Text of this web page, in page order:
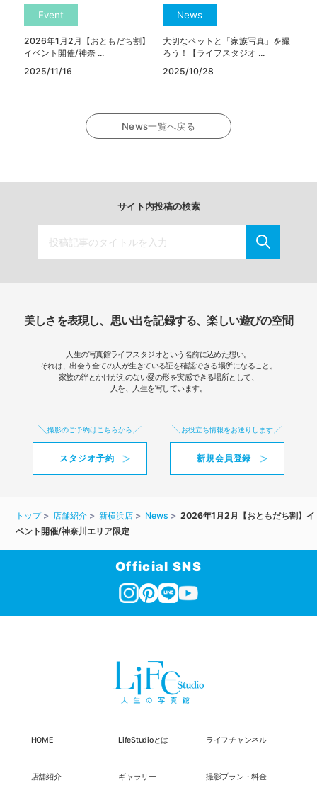
Event
2026年1月2月【おともだち割】
イベント開催/神奈 ...
2025/11/16
News
大切なペットと「家族写真」を撮
ろう！【ライフスタジオ ...
2025/10/28
News一覧へ戻る
サイト内投稿の検索
美しさを表現し、思い出を記録する、楽しい遊びの空間
人生の写真館ライフスタジオという名前に込めた想い。
それは、出会う全ての人が生きている証を確認できる場所になること。
家族の絆とかけがえのない愛の形を実感できる場所として、
人を、人生を写しています。
撮影のご予約はこちらから
スタジオ予約
お役立ち情報をお送りします
新規会員登録
トップ 店舗紹介 新横浜店 News
2026年1月2月【おともだち割】イ
ベント開催/神奈川エリア限定
Official SNS
HOME LifeStudioとは ライフチャンネル
店舗紹介 ギャラリー 撮影プラン・料金